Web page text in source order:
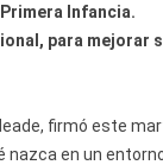
Infancia.
para mejorar
firmó este
en un